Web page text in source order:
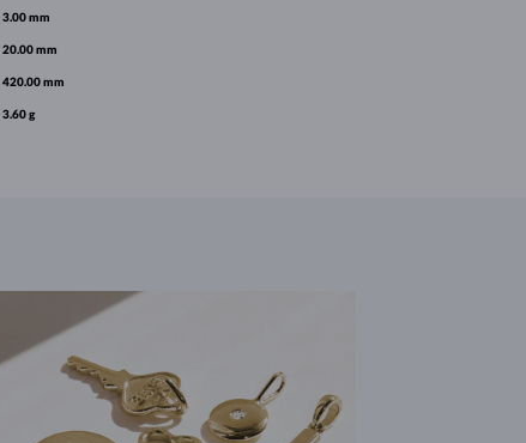
3.00 mm
20.00 mm
420.00 mm
3.60 g